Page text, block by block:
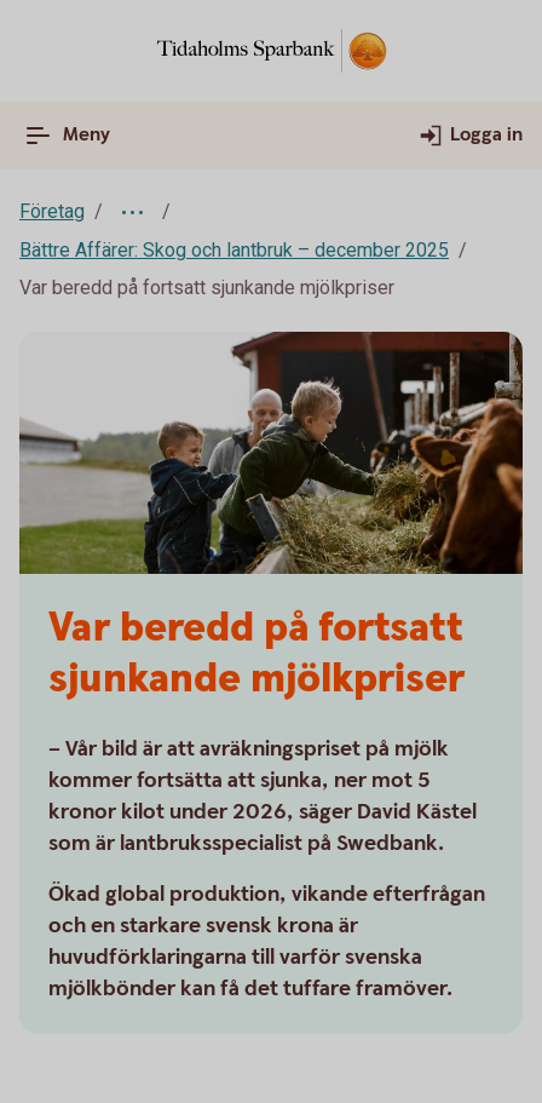
Meny Logga in
Företag
Bättre Affärer: Skog och lantbruk – december 2025
Var beredd på fortsatt sjunkande mjölkpriser
Var beredd på fortsatt
sjunkande mjölkpriser
– Vår bild är att avräkningspriset på mjölk
kommer fortsätta att sjunka, ner mot 5
kronor kilot under 2026, säger David Kästel
som är lantbruksspecialist på Swedbank.
Ökad global produktion, vikande efterfrågan
och en starkare svensk krona är
huvudförklaringarna till varför svenska
mjölkbönder kan få det tuffare framöver.